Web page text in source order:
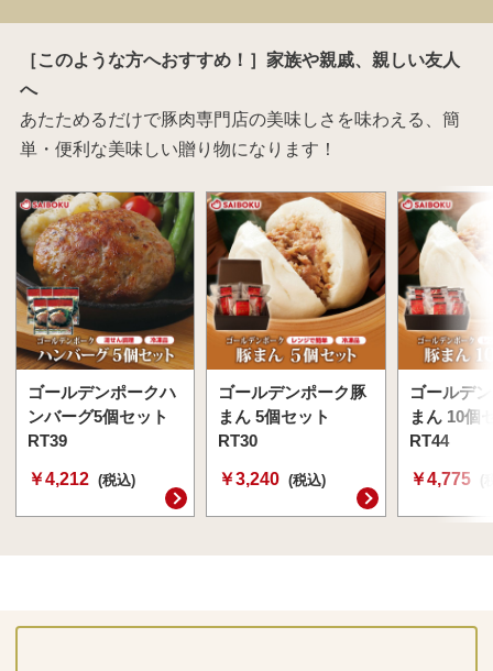
［このような方へおすすめ！］家族や親戚、親しい友人
へ
あたためるだけで豚肉専門店の美味しさを味わえる、簡
単・便利な美味しい贈り物になります！
ゴールデンポークハ
ンバーグ5個セット
RT39
￥4,212 (税込)
ゴールデンポーク豚
まん 5個セット
RT30
￥3,240 (税込)
ゴールデ
まん 10個
RT44
￥4,775